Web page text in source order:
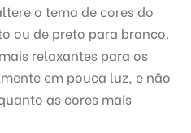
o tema de cores do
ou de preto para branco.
relaxantes para os
em pouca luz, e não
as cores mais